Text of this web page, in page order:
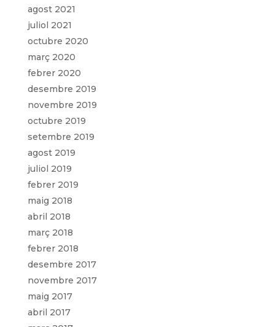
agost 2021
juliol 2021
octubre 2020
març 2020
febrer 2020
desembre 2019
novembre 2019
octubre 2019
setembre 2019
agost 2019
juliol 2019
febrer 2019
maig 2018
abril 2018
març 2018
febrer 2018
desembre 2017
novembre 2017
maig 2017
abril 2017